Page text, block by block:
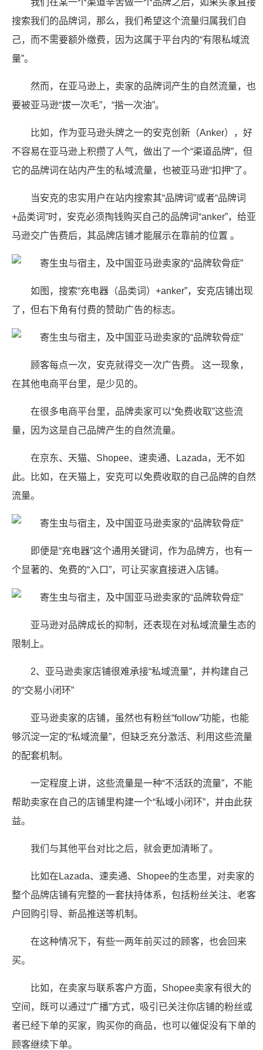
我们在某一个渠道辛苦做一个品牌之后，如果买家直接
搜索我们的品牌词，那么，我们希望这个流量归属我们自
己，而不需要额外缴费，因为这属于平台内的“有限私域流
量”。
然而，在亚马逊上，卖家的品牌词产生的自然流量，也
要被亚马逊“拔一次毛”，“揩一次油”。
比如，作为亚马逊头牌之一的安克创新（Anker），好
不容易在亚马逊上积攒了人气，做出了一个“渠道品牌”，但
它的品牌词在站内产生的私域流量，也被亚马逊“扣押“了。
当安克的忠实用户在站内搜索其“品牌词”或者“品牌词
+品类词”时，安克必须掏钱购买自己的品牌词“anker”，给亚
马逊交广告费后，其品牌店铺才能展示在靠前的位置 。
如图，搜索“充电器（品类词）+anker”，安克店铺出现
了，但右下角有付费的赞助广告的标志。
顾客每点一次，安克就得交一次广告费。 这一现象，
在其他电商平台里，是少见的。
在很多电商平台里，品牌卖家可以“免费收取”这些流
量，因为这是自己品牌产生的自然流量。
在京东、天猫、Shopee、速卖通、Lazada，无不如
此。比如，在天猫上，安克可以免费收取的自己品牌的自然
流量。
即便是“充电器”这个通用关键词，作为品牌方，也有一
个显著的、免费的“入口”，可让买家直接进入店铺。
亚马逊对品牌成长的抑制，还表现在对私域流量生态的
限制上。
2、亚马逊卖家店铺很难承接“私域流量”，并构建自己
的“交易小闭环”
亚马逊卖家的店铺，虽然也有粉丝“follow”功能，也能
够沉淀一定的“私域流量”，但缺乏充分激活、利用这些流量
的配套机制。
一定程度上讲，这些流量是一种“不活跃的流量”，不能
帮助卖家在自己的店铺里构建一个“私域小闭环”，并由此获
益。
我们与其他平台对比之后，就会更加清晰了。
比如在Lazada、速卖通、Shopee的生态里，对卖家的
整个品牌店铺有完整的一套扶持体系，包括粉丝关注、老客
户回购引导、新品推送等机制。
在这种情况下，有些一两年前买过的顾客，也会回来
买。
比如，在卖家与联系客户方面，Shopee卖家有很大的
空间，既可以通过“广播”方式，吸引已关注你店铺的粉丝或
者已经下单的买家，购买你的商品，也可以催促没有下单的
顾客继续下单。